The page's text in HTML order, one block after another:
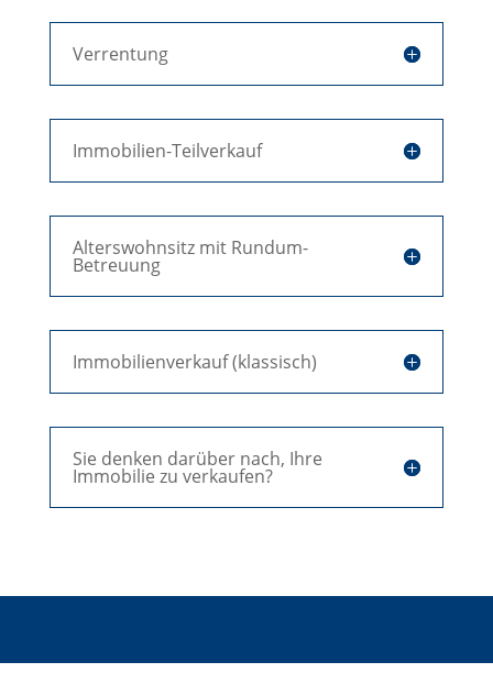
Verrentung
Immobilien-Teilverkauf
Alterswohnsitz mit Rundum-
Betreuung
Immobilienverkauf (klassisch)
Sie denken darüber nach, Ihre
Immobilie zu verkaufen?